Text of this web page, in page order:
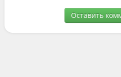
Оставить